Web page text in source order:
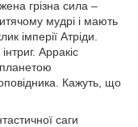
грізна сила –
мудрі і мають
імперії Атріди.
Арракіс
Кажуть, що
саги